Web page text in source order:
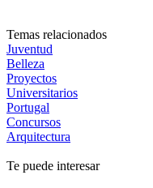
Temas relacionados
Juventud
Belleza
Proyectos
Universitarios
Portugal
Concursos
Arquitectura
Te puede interesar